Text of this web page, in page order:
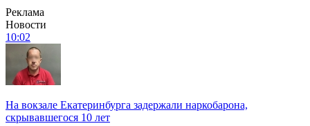
Реклама
Новости
10:02
На вокзале Екатеринбурга задержали наркобарона,
скрывавшегося 10 лет